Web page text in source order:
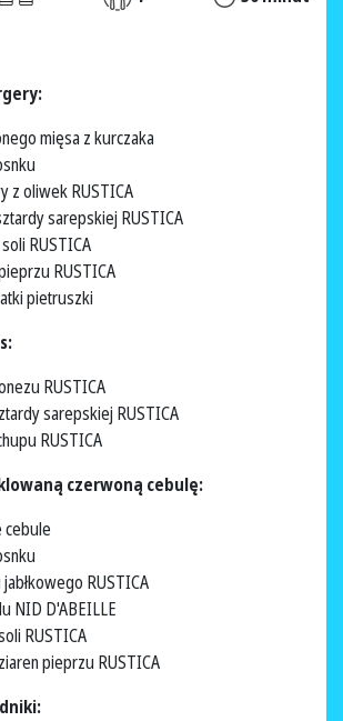
mięsa z kurczaka
z oliwek RUSTICA
sarepskiej RUSTICA
RUSTICA
RUSTICA
pietruszki
RUSTICA
sarepskiej RUSTICA
RUSTICA
czerwoną cebulę:
cebule
RUSTICA
NID D'ABEILLE
RUSTICA
pieprzu RUSTICA